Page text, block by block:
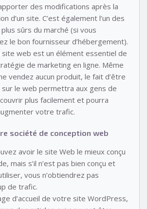
des modifications après la
d’un site. C’est également l’un des
plus sûrs du marché (si vous
le bon fournisseur d’hébergement).
site web est un élément essentiel de
de marketing en ligne. Même
vendez aucun produit, le fait d’être
le web permettra aux gens de
plus facilement et pourra
votre trafic.
société de conception web
avoir le site Web le mieux conçu
mais s’il n’est pas bien conçu et
vous n’obtiendrez pas
de trafic.
d’accueil de votre site WordPress,